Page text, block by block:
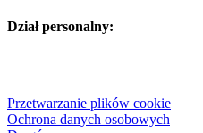
Dział personalny:
Przetwarzanie plików cookie
Ochrona danych osobowych